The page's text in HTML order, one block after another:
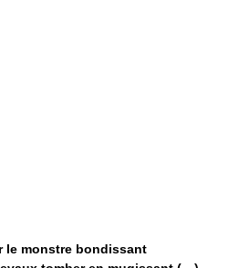
le monstre bondissant